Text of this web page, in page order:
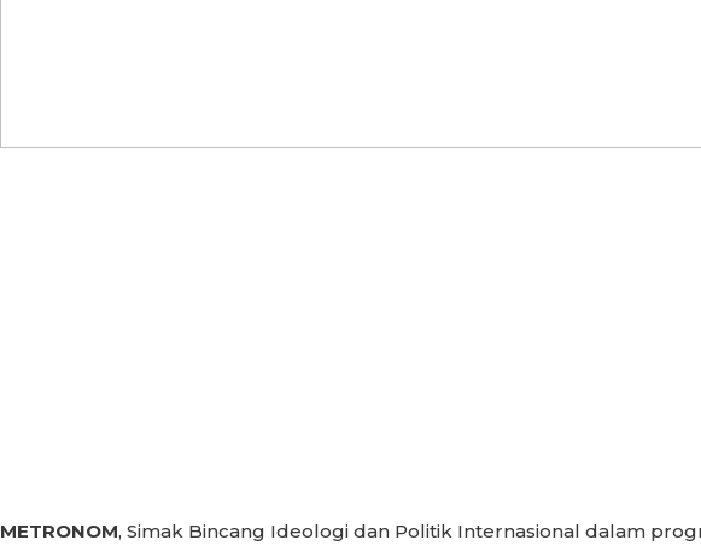
METRONOM, Simak Bincang Ideologi dan Politik Internasional dalam